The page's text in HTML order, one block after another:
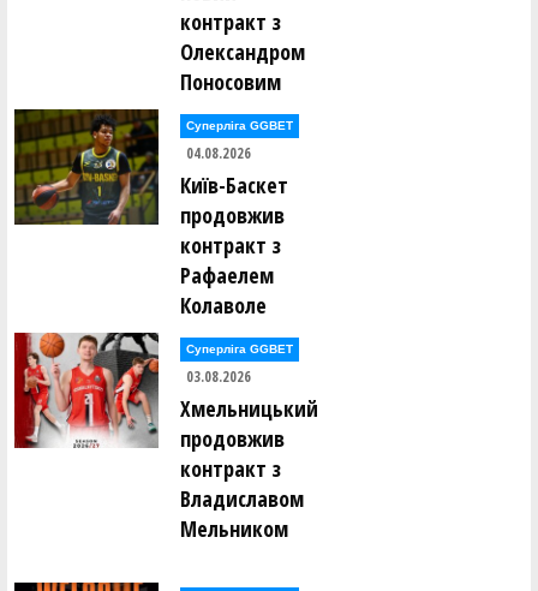
Олександр Маслов ()
Микита Мельник ()
Нікіта Мельник ()
Андрій Менько ()
Валентин Мирончик ()
Валентин Мирончик ()
Дмитро Михайлов ()
Ксенія Монзуль ()
Дмитро Мугайлов ()
Євген Нагорний ()
Олександр Нагорний ()
Дмитро Наседкін ()
Михайло Насонов ()
Михайло Невечеря ()
Роман Недоступ ()
Богдан Нестеренко ()
Володимир Нестеров ()
контракт з
Олександром
Поносовим
Суперліга GGBET
04.08.2026
Київ-Баскет
продовжив
контракт з
Рафаелем
Колаволе
Суперліга GGBET
03.08.2026
Хмельницький
продовжив
контракт з
Владиславом
Мельником